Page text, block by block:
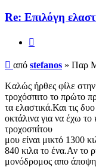
Re: Επιλόγη
Δημοσίευση
από stefanos » Παρ
Kαλώς ήρθες φίλε
τροχόσπιτο το πρώτο
τα ελαστικά.Και τις
οκτάλινα για να έχω
τροχοσπίτου
μου είναι μικτό 1300
840 κιλα το ένα.Αν το
μονόδρομος απο